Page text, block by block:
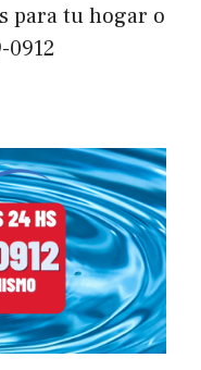
para tu hogar o
0912